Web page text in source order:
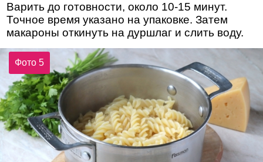
Варить до готовности, около 10-15 минут.
Точное время указано на упаковке. Затем
макароны откинуть на дуршлаг и слить воду.
Фото 5